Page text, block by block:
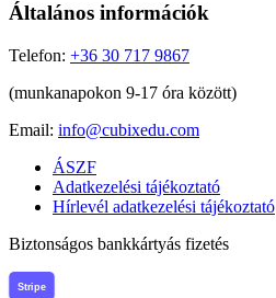
Általános információk
Telefon: +36 30 717 9867
(munkanapokon 9-17 óra között)
Email: info@cubixedu.com
ÁSZF
Adatkezelési tájékoztató
Hírlevél adatkezelési tájékoztató
Biztonságos bankkártyás fizetés
Stripe